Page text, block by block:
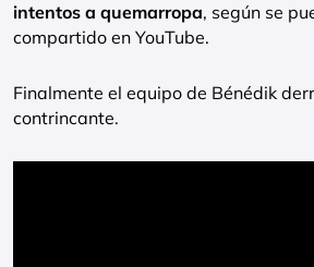
intentos a quemarropa, según se
compartido en YouTube.
Finalmente el equipo de Bénédik
contrincante.